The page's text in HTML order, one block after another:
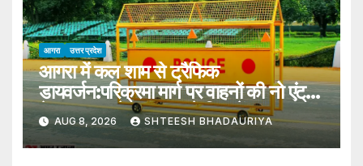
That Only 300 Meters Of
आगरा उत्तर प्रदेश
आगरा में कल शाम से ट्रैफिक
डायवर्जन:परिक्रमा मार्ग पर वाहनों की नो एंट्री,
ये रूट प्लान देखकर घर से निकलें –
Traffic Diversion On Second
Monday Of Sawan In Agra
AUG 8, 2026 SHTEESH BHADAURIYA